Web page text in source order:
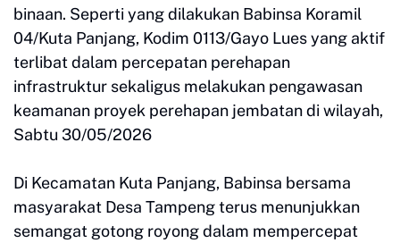
binaan. Seperti yang dilakukan Babinsa Koramil
04/Kuta Panjang, Kodim 0113/Gayo Lues yang aktif
terlibat dalam percepatan perehapan
infrastruktur sekaligus melakukan pengawasan
keamanan proyek perehapan jembatan di wilayah,
Sabtu 30/05/2026
Di Kecamatan Kuta Panjang, Babinsa bersama
masyarakat Desa Tampeng terus menunjukkan
semangat gotong royong dalam mempercepat